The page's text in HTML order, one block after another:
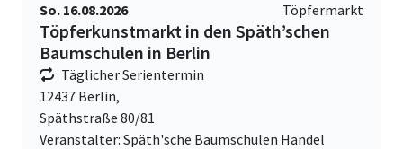
So. 16.08.2026 Töpfermarkt
Töpferkunstmarkt in den Späth’schen
Baumschulen in Berlin
Täglicher Serientermin
12437 Berlin,
Späthstraße 80/81
Veranstalter: Späth'sche Baumschulen Handel